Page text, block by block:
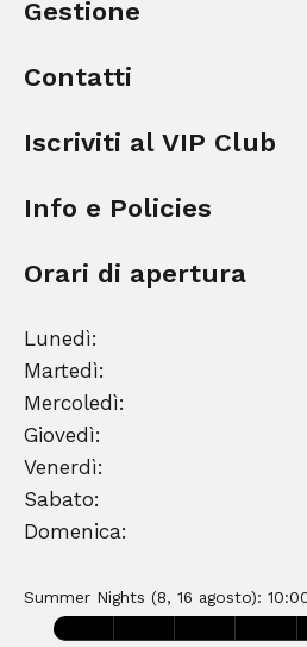
Gestione
Contatti
Iscriviti al VIP Club
Info e Policies
Orari di apertura
Lunedì:
Martedì:
Mercoledì:
Giovedì:
Venerdì:
Sabato:
Domenica:
Summer Nights (8, 16 agosto):